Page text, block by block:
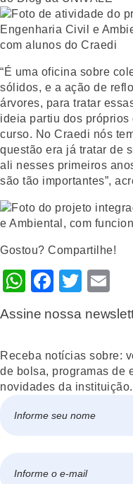
“É uma oficina sobre
sólidos, e a ação de
árvores, para tratar
ideia partiu dos próprios
curso. No Craedi nós
questão era já tratar de
ali nesses primeiros
são tão importantes”,
Gostou? Compartilhe!
WhatsApp
Assine nossa
Receba notícias sobre:
de bolsa, programas de
novidades da instituição.
mail